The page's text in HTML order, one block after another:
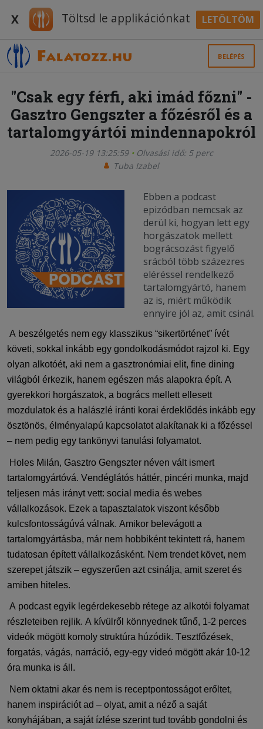
X Töltsd le applikációnkat LETÖLTÖM
BELÉPÉS
"Csak egy férfi, aki imád főzni" -
Gasztro Gengszter a főzésről és a
tartalomgyártói mindennapokról
2026-05-19 13:25:59
Olvasási idő: 5 perc
Tuba Izabel
Ebben a podcast
epizódban nemcsak az
derül ki, hogyan lett egy
horgászatok mellett
bográcsozást figyelő
srácból több százezres
eléréssel rendelkező
tartalomgyártó, hanem
az is, miért működik
ennyire jól az, amit csinál.
A beszélgetés nem egy klasszikus “sikertörténet” ívét
követi, sokkal inkább egy gondolkodásmódot rajzol ki. Egy
olyan alkotóét, aki nem a gasztronómiai elit, fine dining
világból érkezik, hanem egészen más alapokra épít. A
gyerekkori horgászatok, a bogrács mellett ellesett
mozdulatok és a halászlé iránti korai érdeklődés inkább egy
ösztönös, élményalapú kapcsolatot alakítanak ki a főzéssel
– nem pedig egy tankönyvi tanulási folyamatot.
Holes Milán, Gasztro Gengszter néven vált ismert
tartalomgyártóvá. Vendéglátós háttér, pincéri munka, majd
teljesen más irányt vett: social media és webes
vállalkozások. Ezek a tapasztalatok viszont később
kulcsfontosságúvá válnak. Amikor belevágotta
tartalomgyártásba, már nem hobbiként tekintettrá, hanem
tudatosan épített vállalkozásként. Nem trendet követ, nem
szerepet játszik – egyszerűen azt csinálja, amit szeret és
amiben hiteles.
A podcast egyik legérdekesebb rétege az alkotói folyamat
részleteiben rejlik. A kívülről könnyednek tűnő, 1-2 perces
videók mögött komoly struktúra húzódik. Tesztfőzések,
forgatás, vágás, narráció, egy-egy videó mögött akár 10-12
óra munka is áll.
Nem oktatni akar és nem is receptpontosságot erőltet,
hanem inspirációt ad – olyat, amit a néző a saját
konyhájában, a saját ízlése szerint tud tovább gondolni és